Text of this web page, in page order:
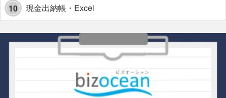
10 現金出納帳・Excel